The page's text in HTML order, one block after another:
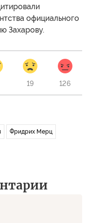
официального
Захарову.
19 126
Фридрих Мерц